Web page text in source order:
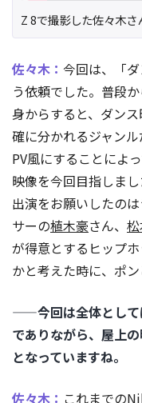
Z 8で撮影した佐々木
佐々木： 今回は、「
う依頼でした。普段
身からすると、ダン
確に分かれるジャン
PV風にすることによ
映像を今回目指しまし
出演をお願いしたの
サーの植木豪さん、
が得意とするヒップ
かと考えた時に、ポ
——今回は全体として
でありながら、屋上
となっていますね。
佐々木： これまでの